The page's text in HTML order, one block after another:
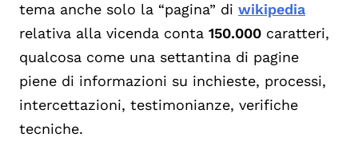
tema anche solo la “pagina” di wikipedia
relativa alla vicenda conta 150.000 caratteri,
qualcosa come una settantina di pagine
piene di informazioni su inchieste, processi,
intercettazioni, testimonianze, verifiche
tecniche.